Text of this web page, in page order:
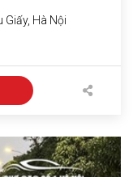
Giấy, Hà Nội